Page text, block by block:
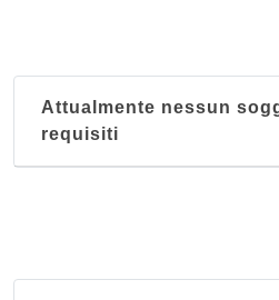
Attualmente nessun
requisiti